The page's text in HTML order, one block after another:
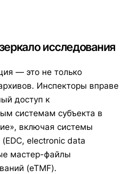
исследования
— это не только
Инспекторы вправе
доступ к
системам субъекта в
включая системы
electronic data
мастер-файлы
(eTMF).